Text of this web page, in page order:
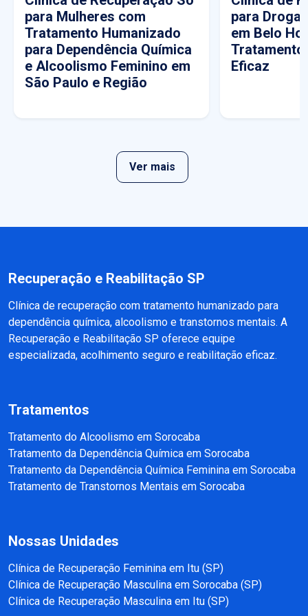
para Mulheres com
Tratamento Humanizado
para Dependência Química
e Alcoolismo Feminino em
São Paulo e Região
para
em Belo
Tratamento
Eficaz
Ver mais
Recuperação e Reabilitação SP
Clínica de recuperação com tratamento humanizado para
dependência química, alcoolismo e transtornos mentais. A
Recuperação e Reabilitação SP oferece equipe
especializada, acolhimento seguro e reabilitação eficaz.
Tratamentos
Tratamento do Alcoolismo em Sorocaba
Tratamento da Dependência Química em Sorocaba
Tratamento da Dependência Química Feminina em Sorocaba
Tratamento de Transtornos Mentais em Sorocaba
Nossas Unidades
Clínica de Recuperação Feminina em Itu (SP)
Clínica de Recuperação Masculina em Sorocaba (SP)
Clínica de Recuperação Masculina em Itu (SP)